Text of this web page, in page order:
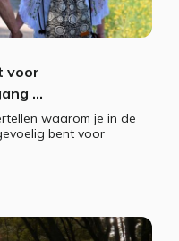
voor
...
waarom je in de
bent voor